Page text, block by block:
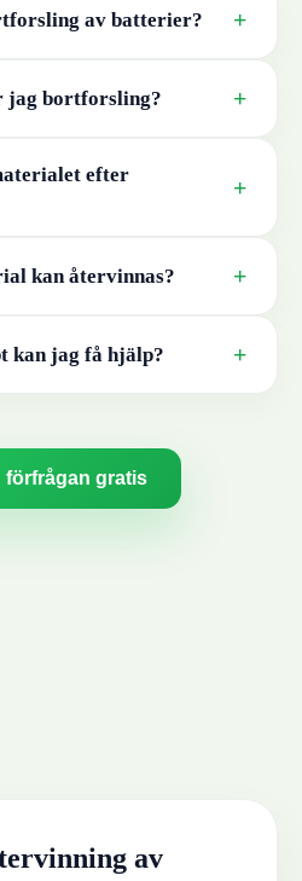
av batterier? +
jag bortforsling? +
efter
+
kan återvinnas? +
kan jag få hjälp? +
förfrågan gratis
av